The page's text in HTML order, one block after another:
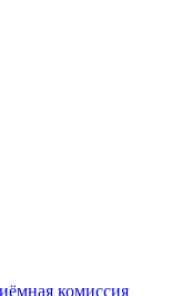
комиссия